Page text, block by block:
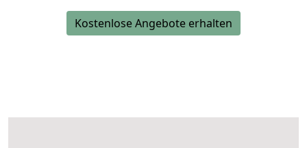
Kostenlose Angebote erhalten